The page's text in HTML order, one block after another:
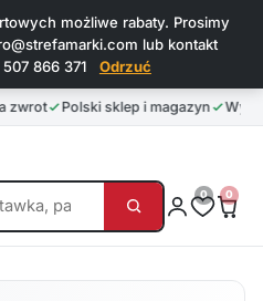
możliwe rabaty. Prosimy
lub kontakt
866 371
Odrzuć
zwrot Polski sklep i magazyn
0 0